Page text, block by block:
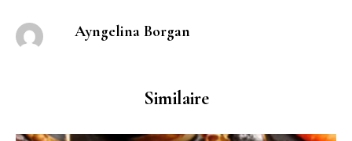
Ayngelina Borgan
Similaire